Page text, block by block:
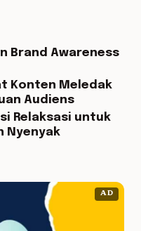
Brand Awareness
Konten Meledak
Audiens
Relaksasi untuk
Nyenyak
AD